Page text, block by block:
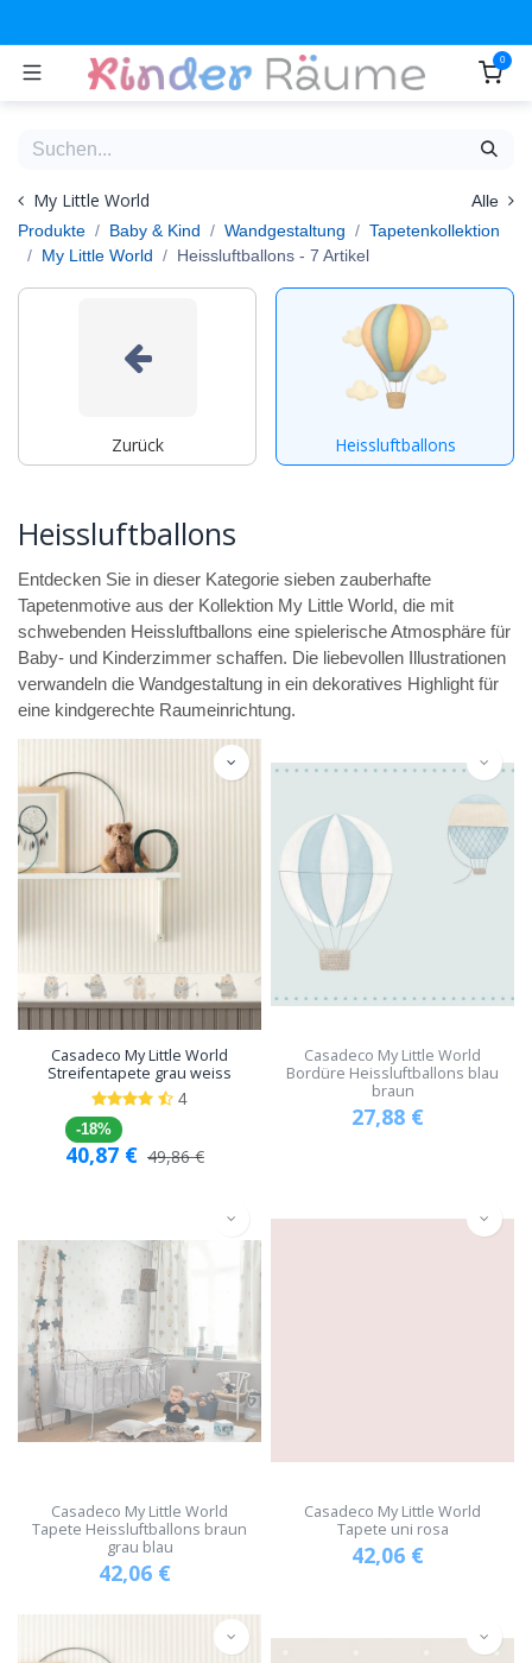
0
My Little World
Alle
Produkte
Baby & Kind Wandgestaltung
Tapetenkollektion
My Little World
Heissluftballons - 7 Artikel
Zurück Heissluftballons
Heissluftballons
Entdecken Sie in dieser Kategorie sieben zauberhafte
Tapetenmotive aus der Kollektion My Little World, die mit
schwebenden Heissluftballons eine spielerische Atmosphäre für
Baby- und Kinderzimmer schaffen. Die liebevollen Illustrationen
verwandeln die Wandgestaltung in ein dekoratives Highlight für
eine kindgerechte Raumeinrichtung.
Casadeco My Little World
Streifentapete grau weiss
4
-18%
40,87 € 49,86€
Casadeco My Little World
Bordüre Heissluftballons blau
braun
27,88 €
Casadeco My Little World
Tapete Heissluftballons braun
grau blau
42,06 €
Casadeco My Little World
Tapete uni rosa
42,06 €